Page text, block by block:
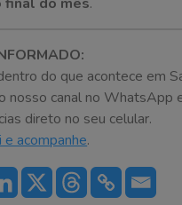
do que acontece em
nosso canal no WhatsApp
direto no seu celular.
e acompanhe.